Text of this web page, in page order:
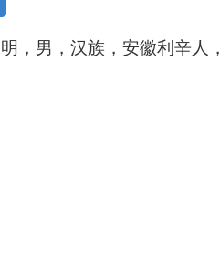
，男，汉族，安徽利辛人，